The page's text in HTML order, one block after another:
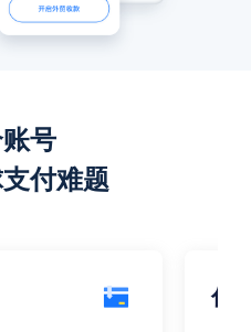
号
付难题
付款转账